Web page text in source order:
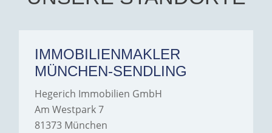
IMMOBILIENMAKLER
MÜNCHEN-SENDLING
Hegerich Immobilien GmbH
Am Westpark 7
81373 München